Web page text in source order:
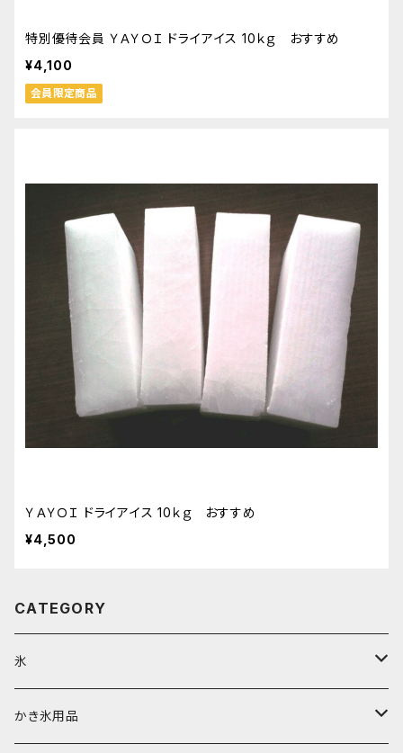
特別優待会員 ＹＡＹＯＩ ドライアイス 10ｋｇ おすすめ
¥4,100
会員限定商品
ＹＡＹＯＩ ドライアイス 10ｋｇ おすすめ
¥4,500
CATEGORY
氷
富士天然水の氷
かき氷用品